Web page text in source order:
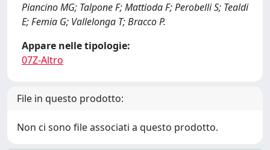
Piancino MG; Talpone F; Mattioda F; Perobelli S; Tealdi
E; Femia G; Vallelonga T; Bracco P.
Appare nelle tipologie:
07Z-Altro
File in questo prodotto:
Non ci sono file associati a questo prodotto.